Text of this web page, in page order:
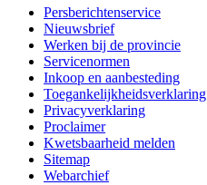
Persberichtenservice
Nieuwsbrief
Werken bij de provincie
Servicenormen
Inkoop en aanbesteding
Toegankelijkheidsverklaring
Privacyverklaring
Proclaimer
Kwetsbaarheid melden
Sitemap
Webarchief